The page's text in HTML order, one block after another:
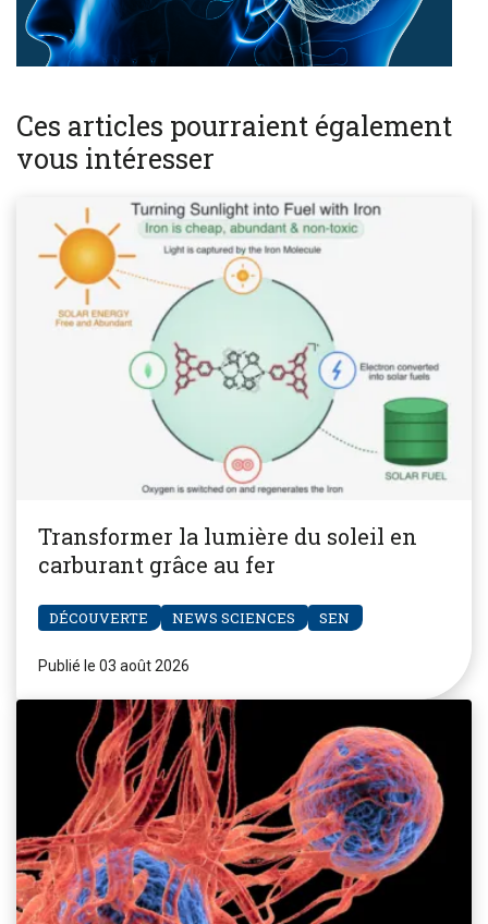
Ces articles pourraient également
vous intéresser
Transformer la lumière du soleil en
carburant grâce au fer
DÉCOUVERTE NEWS SCIENCES SEN
Publié le 03 août 2026